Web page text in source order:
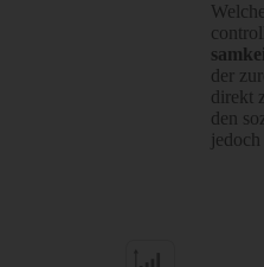
der
direkt
den